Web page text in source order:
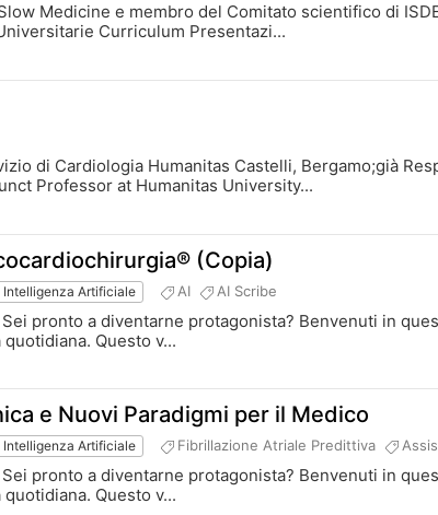
Medicine e membro del Comitato scientifico di
Curriculum Presentazi...
di Cardiologia Humanitas Castelli, Bergamo;già
Professor at Humanitas University...
(Copia)
Intelligenza Artificiale AI AI Scribe
pronto a diventarne protagonista? Benvenuti in
Questo v...
e Nuovi Paradigmi per il Medico
Intelligenza Artificiale Fibrillazione Atriale Predittiva
pronto a diventarne protagonista? Benvenuti in
Questo v...